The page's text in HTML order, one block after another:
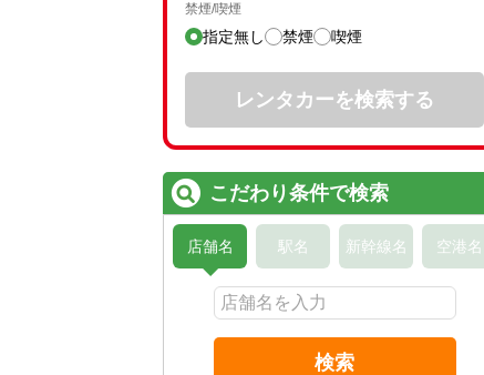
禁煙/喫煙
指定無し 禁煙 喫煙
レンタカーを検索する
こだわり条件で検索
店舗名 駅名 新幹線名 空港名
検索